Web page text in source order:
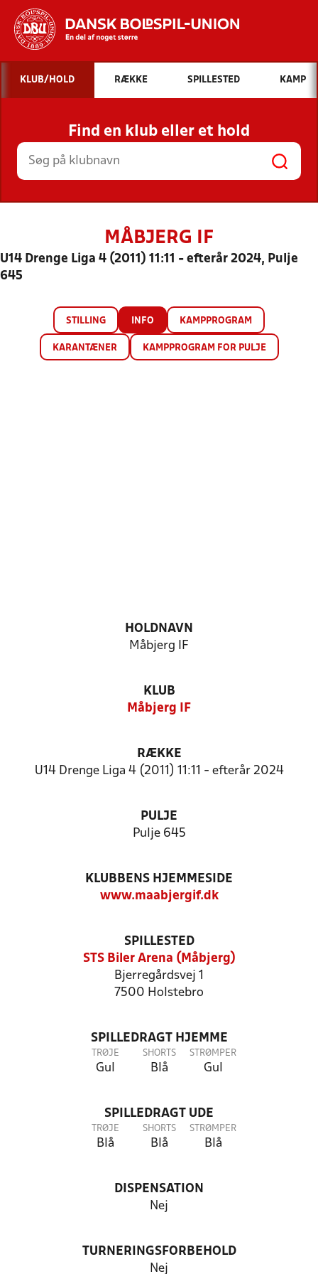
Hvad vil du søge efter?
INDHOLD OG NYHEDER
STILLINGER, RESULTATER, KLUBBER OG
HOLD
KLUB/HOLD RÆKKE SPILLESTED KAMP
Find en klub eller et hold
MÅBJERG IF
U14 Drenge Liga 4 (2011) 11:11 - efterår 2024, Pulje
645
STILLING INFO KAMPPROGRAM
KARANTÆNER KAMPPROGRAM FOR PULJE
HOLDNAVN
Måbjerg IF
KLUB
Måbjerg IF
RÆKKE
U14 Drenge Liga 4 (2011) 11:11 - efterår 2024
PULJE
Pulje 645
KLUBBENS HJEMMESIDE
www.maabjergif.dk
SPILLESTED
STS Biler Arena (Måbjerg)
Bjerregårdsvej 1
7500 Holstebro
SPILLEDRAGT HJEMME
TRØJE
Gul
SHORTS
Blå
STRØMPER
Gul
SPILLEDRAGT UDE
TRØJE
Blå
SHORTS
Blå
STRØMPER
Blå
DISPENSATION
Nej
TURNERINGSFORBEHOLD
Nej